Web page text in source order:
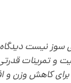
سوز نیست دیدگاه
و تمرینات
برای کاهش وزن و